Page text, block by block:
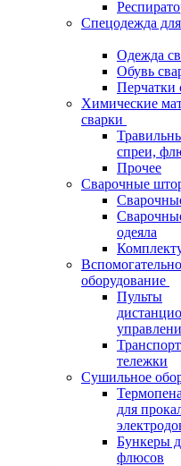
Спецодежда
Одежда
Обувь
Перчатки
Химические
сварки
спреи,
Прочее
Сварочные
одеяла
оборудование
Пульты
тележки
Сушильное
для
Бункеры
флюсов